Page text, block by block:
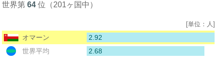
世界第64 位（201ヶ国中）
[単位：人]
オマーン
2.92
世界平均
2.68